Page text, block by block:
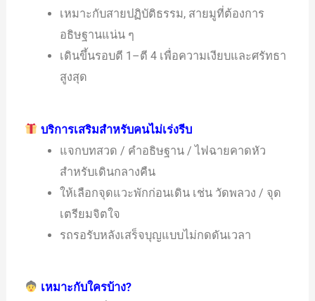
เหมาะกับสายปฏิบัติธรรม, สายมูที่ต้องการ
อธิษฐานแน่น ๆ
เดินขึ้นรอบตี 1–ตี 4 เพื่อความเงียบและศรัทธา
สูงสุด
บริการเสริมสำหรับคนไม่เร่งรีบ
แจกบทสวด / คำอธิษฐาน / ไฟฉายคาดหัว
สำหรับเดินกลางคืน
ให้เลือกจุดแวะพักก่อนเดิน เช่น วัดพลวง / จุด
เตรียมจิตใจ
รถรอรับหลังเสร็จบุญแบบไม่กดดันเวลา
เหมาะกับใครบ้าง?